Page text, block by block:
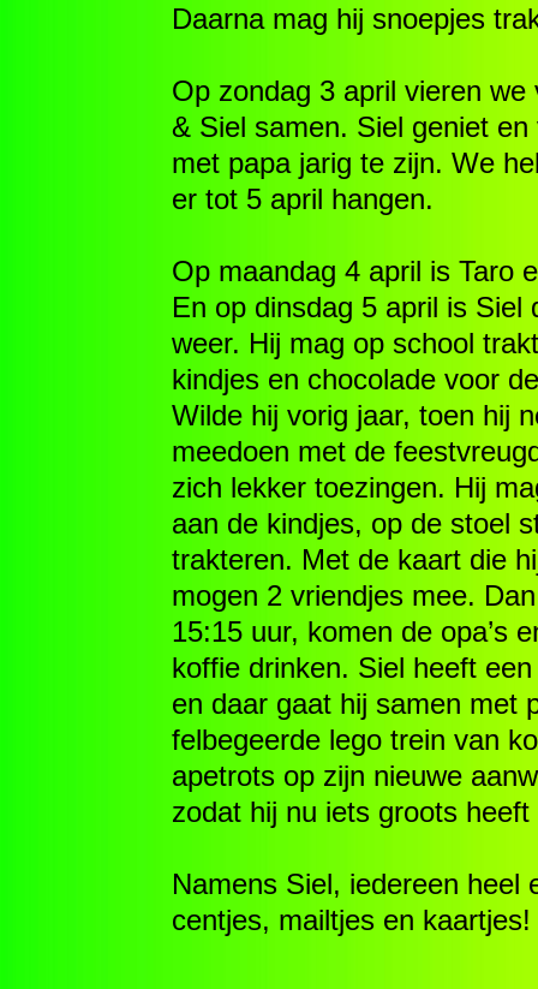
Daarna mag hij snoepjes
Op zondag 3 april vieren
& Siel samen. Siel geniet
met papa jarig te zijn. We
er tot 5 april hangen.
Op maandag 4 april is Taro
En op dinsdag 5 april is
weer. Hij mag op school
kindjes en chocolade voor
Wilde hij vorig jaar, toen hij
meedoen met de
zich lekker toezingen. Hij
aan de kindjes, op de stoel
trakteren. Met de kaart die
mogen 2 vriendjes mee.
15:15 uur, komen de opa’s
koffie drinken. Siel heeft
en daar gaat hij samen met
felbegeerde lego trein van
apetrots op zijn nieuwe
zodat hij nu iets groots
Namens Siel, iedereen heel
centjes, mailtjes en kaartjes!